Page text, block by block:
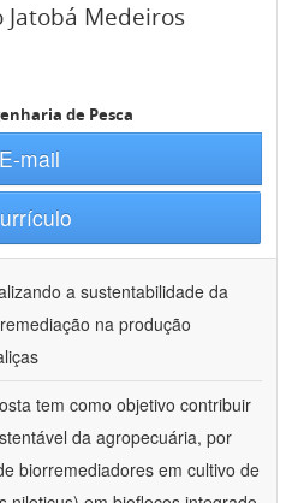
Jatobá Medeiros
de Pesca
E-mail
a sustentabilidade da
na produção
tem como objetivo contribuir
da agropecuária, por
biorremediadores em cultivo de